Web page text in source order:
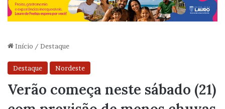
Início / Destaque
Destaque Nordeste
Verão começa neste sábado (21)